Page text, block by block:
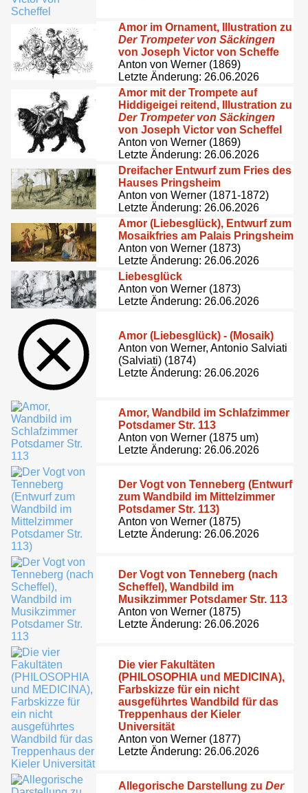
Amor im Ornament, Illustration zu
Der Trompeter von Säckingen
von Joseph Victor von Scheffe
Anton von Werner (1869)
Letzte Änderung: 26.06.2026
Amor mit der Trompete auf
Hiddigeigei reitend, Illustration zu
Der Trompeter von Säckingen
von Joseph Victor von Scheffel
Anton von Werner (1869)
Letzte Änderung: 26.06.2026
Dreifacher Entwurf zum Fries des
Hauses Pringsheim
Anton von Werner (1871-1872)
Letzte Änderung: 26.06.2026
Amor (Liebesglück), Entwurf zum
Mosaikfries am Palais Pringsheim
Anton von Werner (1873)
Letzte Änderung: 26.06.2026
Liebesglück
Anton von Werner (1873)
Letzte Änderung: 26.06.2026
Amor (Liebesglück) - (Mosaik)
Anton von Werner, Antonio Salviati
(Salviati) (1874)
Letzte Änderung: 26.06.2026
Amor, Wandbild im Schlafzimmer
Potsdamer Str. 113
Anton von Werner (1875 um)
Letzte Änderung: 26.06.2026
Der Vogt von Tenneberg (Entwurf
zum Wandbild im Mittelzimmer
Potsdamer Str. 113)
Anton von Werner (1875)
Letzte Änderung: 26.06.2026
Der Vogt von Tenneberg (nach
Scheffel), Wandbild im
Musikzimmer Potsdamer Str. 113
Anton von Werner (1875)
Letzte Änderung: 26.06.2026
Die vier Fakultäten
(PHILOSOPHIA und MEDICINA),
Farbskizze für ein nicht
ausgeführtes Wandbild für das
Treppenhaus der Kieler
Universität
Anton von Werner (1877)
Letzte Änderung: 26.06.2026
Allegorische Darstellung zu Der